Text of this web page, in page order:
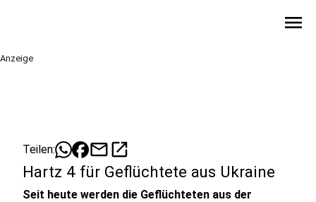
menu
Anzeige
Teilen: mailopen_in_new
Hartz 4 für Geflüchtete aus Ukraine
Seit heute werden die Geflüchteten aus der